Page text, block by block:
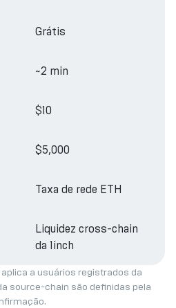
Grátis
~2 min
$10
$5,000
Taxa de rede ETH
Liquidez cross-chain
da 1inch
a usuários registrados da
source-chain são definidas pela